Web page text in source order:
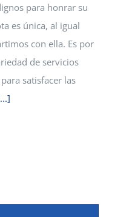
para honrar su
es única, al igual
con ella. Es por
de servicios
satisfacer las